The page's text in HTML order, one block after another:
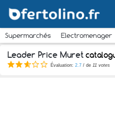
Supermarchés Electromenager
Leader Price Muret
Évaluation: 2.7 / de 11 votes